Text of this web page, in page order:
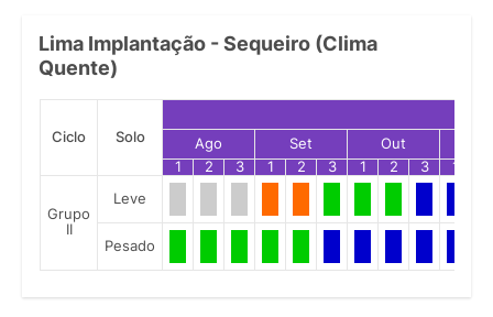
Lima Implantação - Sequeiro (Clima
Quente)
Ciclo Solo Ago Set Out
1
2 3 1 2 3 1 2 3 1
Grupo
II
Leve
Pesado